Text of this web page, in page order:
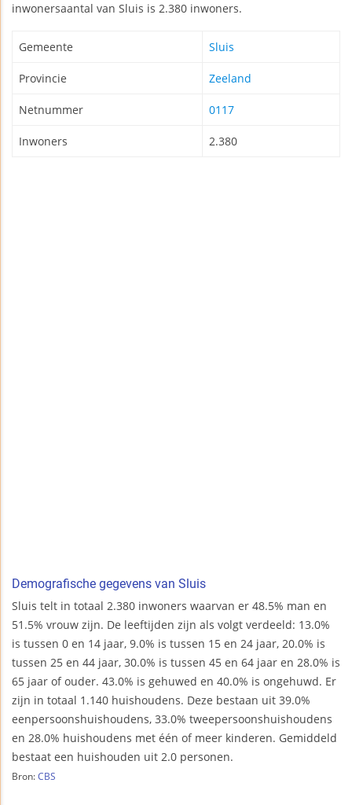
inwonersaantal van Sluis is 2.380 inwoners.
Gemeente Sluis
Provincie Zeeland
Netnummer 0117
Inwoners 2.380
Demografische gegevens van Sluis
Sluis telt in totaal 2.380 inwoners waarvan er 48.5% man en
51.5% vrouw zijn. De leeftijden zijn als volgt verdeeld: 13.0%
is tussen 0 en 14 jaar, 9.0% is tussen 15 en 24 jaar, 20.0% is
tussen 25 en 44 jaar, 30.0% is tussen 45 en 64 jaar en 28.0% is
65 jaar of ouder. 43.0% is gehuwed en 40.0% is ongehuwd. Er
zijn in totaal 1.140 huishoudens. Deze bestaan uit 39.0%
eenpersoonshuishoudens, 33.0% tweepersoonshuishoudens
en 28.0% huishoudens met één of meer kinderen. Gemiddeld
bestaat een huishouden uit 2.0 personen.
Bron: CBS